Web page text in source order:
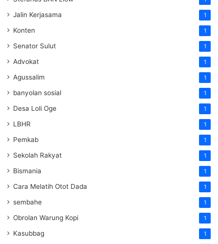
Jalin Kerjasama 1
Konten 1
Senator Sulut 1
Advokat 1
Agussalim 1
banyolan sosial 1
Desa Loli Oge 1
LBHR 1
Pemkab 1
Sekolah Rakyat 1
Bismania 1
Cara Melatih Otot Dada 1
sembahe 1
Obrolan Warung Kopi 1
Kasubbag 1